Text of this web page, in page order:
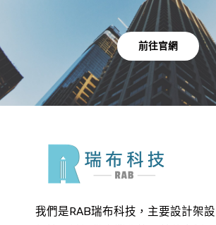
前往官網
我們是RAB瑞布科技，主要設計架